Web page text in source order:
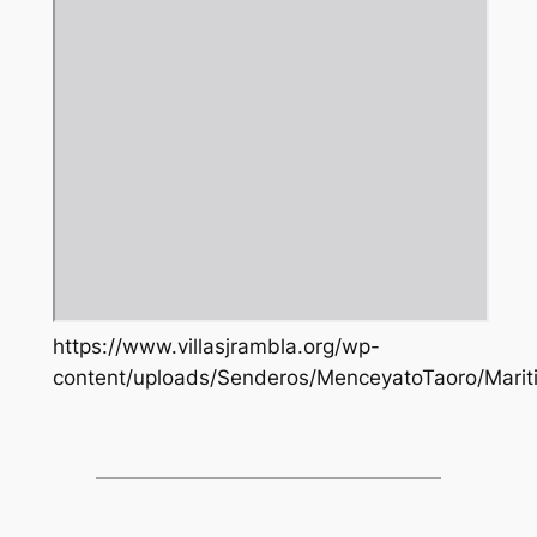
https://www.villasjrambla.org/wp-
content/uploads/Senderos/MenceyatoTaoro/